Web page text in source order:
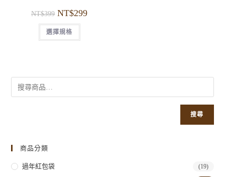
NT$399 NT$299
選擇規格
搜尋
商品分類
過年紅包袋 (19)